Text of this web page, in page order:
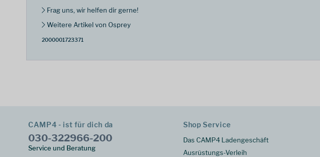
Frag uns, wir helfen dir gerne!
Weitere Artikel von Osprey
2000001723371
CAMP4 - ist für dich da
030-322966-200
Service und Beratung
Shop Service
Das CAMP4 Ladengeschäft
Ausrüstungs-Verleih